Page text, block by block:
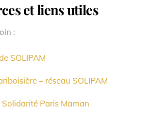
et liens utiles
:
SOLIPAM
– réseau SOLIPAM
Solidarité Paris Maman